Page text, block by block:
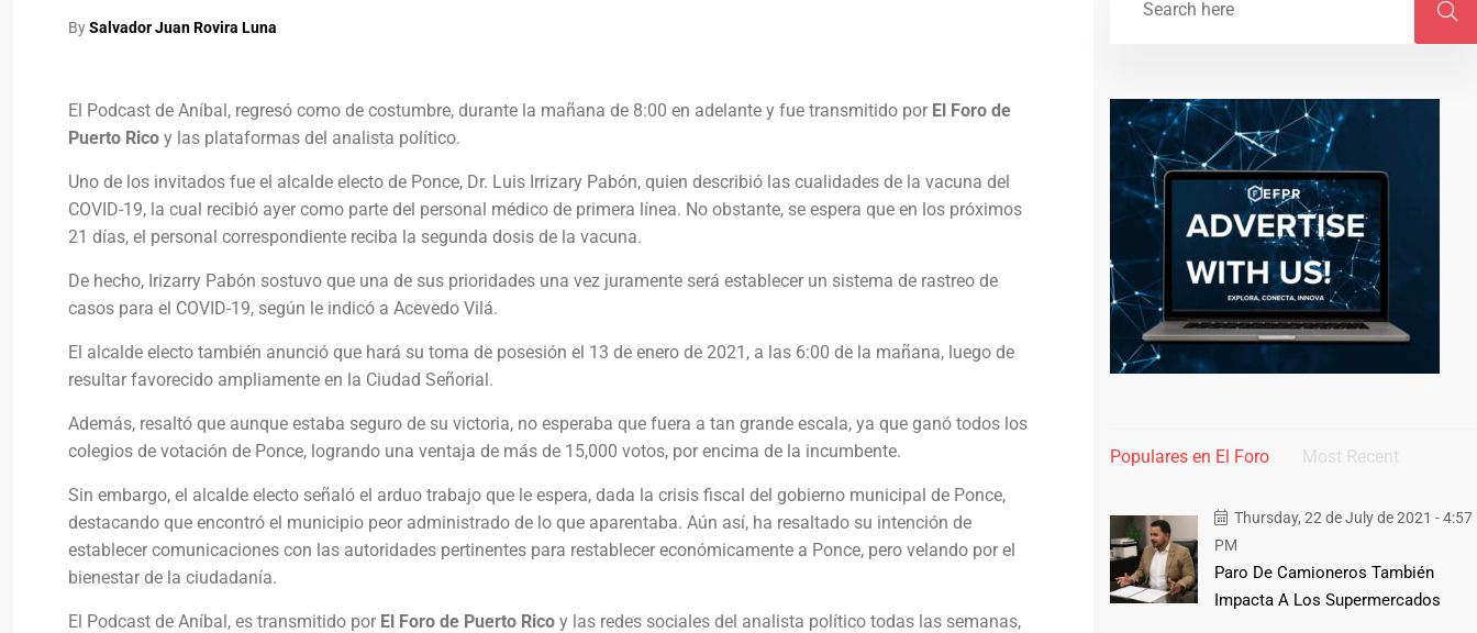
BySalvador Juan Rovira Luna
El Podcast de Aníbal, regresó como de costumbre, durante la mañana de 8:00 en adelante y fue transmitido por El Foro de
Puerto Rico y las plataformas del analista político.
Uno de los invitados fue el alcalde electo de Ponce, Dr. Luis Irrizary Pabón, quien describió las cualidades de la vacuna del
COVID-19, la cual recibió ayer como parte del personal médico de primera línea. No obstante, se espera que en los próximos
21 días, el personal correspondiente reciba la segunda dosis de la vacuna.
De hecho, Irizarry Pabón sostuvo que una de sus prioridades una vez juramente será establecer un sistema de rastreo de
casos para el COVID-19, según le indicó a Acevedo Vilá.
El alcalde electo también anunció que hará su toma de posesión el 13 de enero de 2021, a las 6:00 de la mañana, luego de
resultar favorecido ampliamente en la Ciudad Señorial.
Además, resaltó que aunque estaba seguro de su victoria, no esperaba que fuera a tan grande escala, ya que ganó todos los
colegios de votación de Ponce, logrando una ventaja de más de 15,000 votos, por encima de la incumbente.
Sin embargo, el alcalde electo señaló el arduo trabajo que le espera, dada la crisis fiscal del gobierno municipal de Ponce,
destacando que encontró el municipio peor administrado de lo que aparentaba. Aún así, ha resaltado su intención de
establecer comunicaciones con las autoridades pertinentes para restablecer económicamente a Ponce, pero velando por el
bienestar de la ciudadanía.
El Podcast de Aníbal, es transmitido por El Foro de Puerto Rico y las redes sociales del analista político todas las semanas,
Populares en El Foro Most Recent
Thursday, 22 de July de 2021 - 4:57
PM
Paro De Camioneros También
Impacta A Los Supermercados